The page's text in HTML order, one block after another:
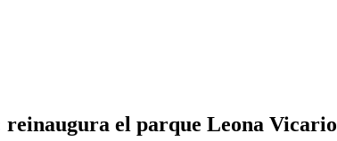
el parque Leona Vicario